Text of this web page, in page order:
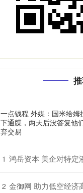
一点钱程 外媒：国米给姆
下通牒，两天后没答复他
弃交易
1 鸿岳资本 美企对特定液晶器件、组件及
2 金御网 助力低空经济高质量发